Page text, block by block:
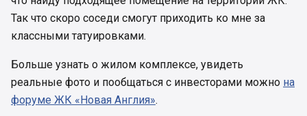
Так что скоро соседи смогут приходить ко мне за
классными татуировками.
Больше узнать о жилом комплексе, увидеть
реальные фото и пообщаться с инвесторами можно на
форуме ЖК «Новая Англия».